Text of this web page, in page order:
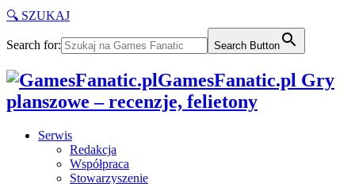
🔍 SZUKAJ
Search for: Search Button
GamesFanatic.pl Gry
planszowe – recenzje, felietony
Serwis
Redakcja
Współpraca
Stowarzyszenie